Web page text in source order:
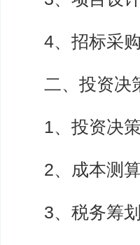
4、招标采购
二、投资决策
1、投资决策
2、成本测算
3、税务筹划